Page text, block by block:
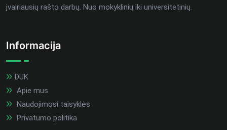
įvairiausių rašto darbų. Nuo mokyklinių iki universitetinių.
Informacija
DUK
Apie mus
Naudojimosi taisyklės
Privatumo politika